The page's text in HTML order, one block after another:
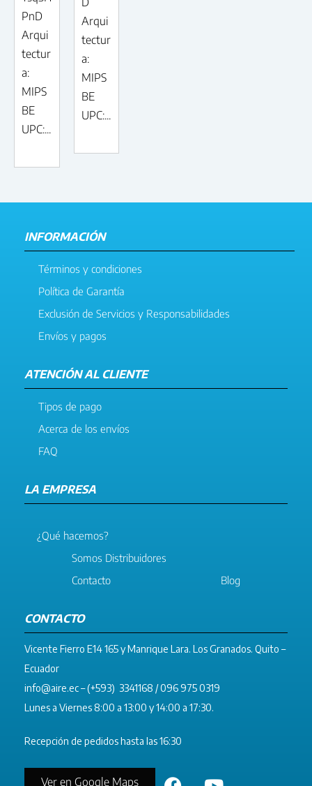
PnD
Arqui
tectur
a:
MIPS
BE
UPC:...
Arqui
tectur
a:
MIPS
BE
UPC:...
INFORMACIÓN
Términos y condiciones
Política de Garantía
Exclusión de Servicios y Responsabilidades
Envíos y pagos
ATENCIÓN AL CLIENTE
Tipos de pago
Acerca de los envíos
FAQ
LA EMPRESA
¿Qué hacemos?
Somos Distribuidores
Contacto
Blog
CONTACTO
Vicente Fierro E14 165 y Manrique Lara. Los Granados. Quito –
Ecuador
info@aire.ec– (+593) 3341168 / 096 975 0319
Lunes a Viernes 8:00 a 13:00 y 14:00 a 17:30.
Recepción de pedidos hasta las 16:30
Ver en Google Maps